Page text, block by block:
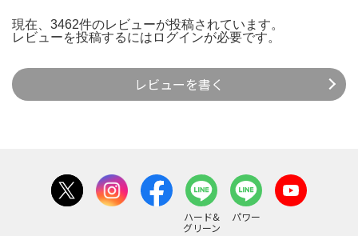
現在、3462件のレビューが投稿されています。
レビューを投稿するには ログインが必要です。
レビューを書く
ハード&
グリーン
パワー